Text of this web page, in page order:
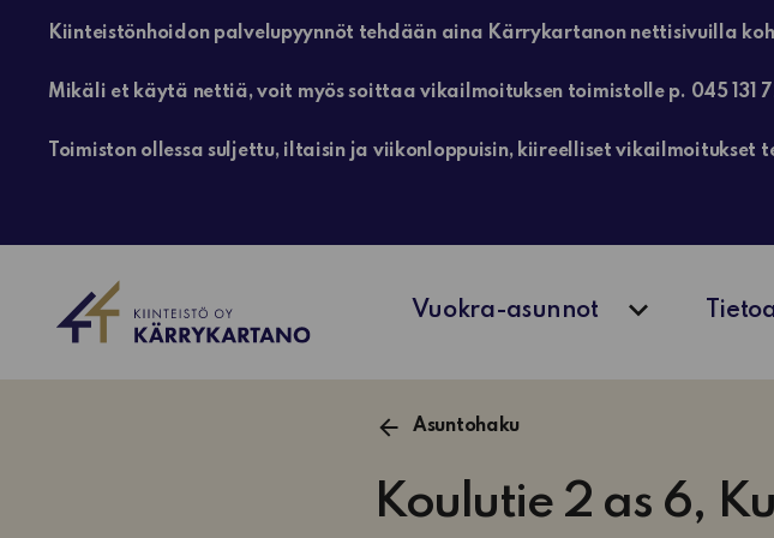
Kiinteistönhoidon palvelupyynnöt tehdään aina Kärrykartanon nettisivuilla
Mikäli et käytä nettiä, voit myös soittaa vikailmoituksen toimistolle p. 045 131
Toimiston ollessa suljettu, iltaisin ja viikonloppuisin, kiireelliset
Vuokra-asunnot
Asuntohaku
Koulutie 2 as 6,